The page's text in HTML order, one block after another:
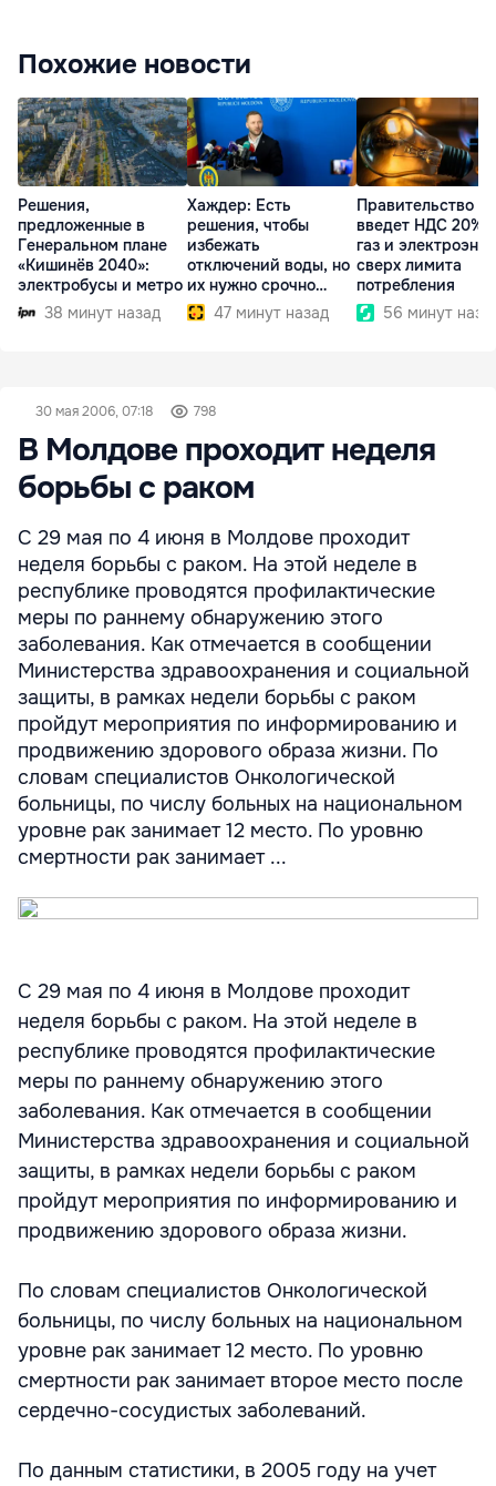
Похожие новости
Решения,
предложенные в
Генеральном плане
«Кишинёв 2040»:
электробусы и метро
38 минут назад
Хаждер: Есть
решения, чтобы
избежать
отключений воды, но
их нужно срочно
внедрить
47 минут назад
Правительство
введет НДС 20%
газ и
сверх лимита
потребления
56 минут
30 мая 2006, 07:18 798
В Молдове проходит неделя
борьбы с раком
С 29 мая по 4 июня в Молдове проходит
неделя борьбы с раком. На этой неделе в
республике проводятся профилактические
меры по раннему обнаружению этого
заболевания. Как отмечается в сообщении
Министерства здравоохранения и социальной
защиты, в рамках недели борьбы с раком
пройдут мероприятия по информированию и
продвижению здорового образа жизни. По
словам специалистов Онкологической
больницы, по числу больных на национальном
уровне рак занимает 12 место. По уровню
смертности рак занимает ...
С 29 мая по 4 июня в Молдове проходит
неделя борьбы с раком. На этой неделе в
республике проводятся профилактические
меры по раннему обнаружению этого
заболевания. Как отмечается в сообщении
Министерства здравоохранения и социальной
защиты, в рамках недели борьбы с раком
пройдут мероприятия по информированию и
продвижению здорового образа жизни.
По словам специалистов Онкологической
больницы, по числу больных на национальном
уровне рак занимает 12 место. По уровню
смертности рак занимает второе место после
сердечно-сосудистых заболеваний.
По данным статистики, в 2005 году на учет